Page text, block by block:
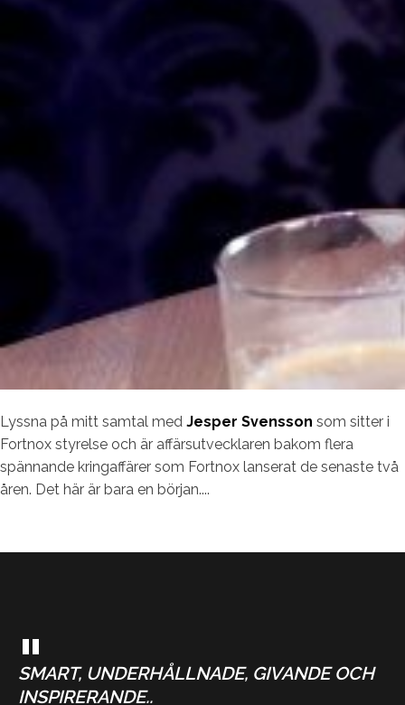
Lyssna på mitt samtal med Jesper Svensson som sitter i
Fortnox styrelse och är affärsutvecklaren bakom flera
spännande kringaffärer som Fortnox lanserat de senaste två
åren. Det här är bara en början....
"
SMART, UNDERHÅLLNADE, GIVANDE OCH
INSPIRERANDE..